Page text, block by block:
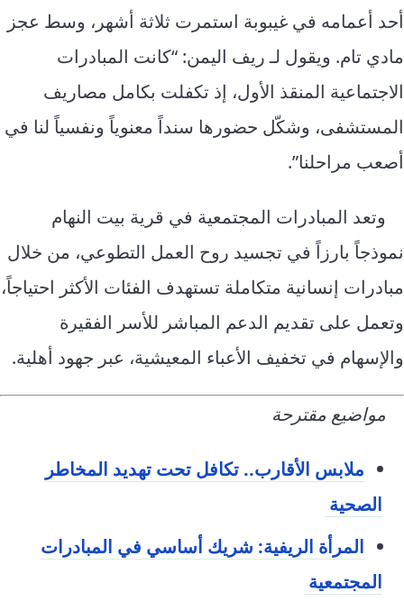
أحد أعمامه في غيبوبة استمرت ثلاثة أشهر، وسط عجز
مادي تام. ويقول لـ ريف اليمن: “كانت المبادرات
الاجتماعية المنقذ الأول، إذ تكفلت بكامل مصاريف
المستشفى، وشكّل حضورها سنداً معنوياً ونفسياً لنا في
أصعب مراحلنا”.
وتعد المبادرات المجتمعية في قرية بيت النهام
نموذجاً بارزاً في تجسيد روح العمل التطوعي، من خلال
مبادرات إنسانية متكاملة تستهدف الفئات الأكثر احتياجاً،
وتعمل على تقديم الدعم المباشر للأسر الفقيرة
والإسهام في تخفيف الأعباء المعيشية، عبر جهود أهلية.
مواضيع مقترحة
ملابس الأقارب.. تكافل تحت تهديد المخاطر
الصحية
المرأة الريفية: شريك أساسي في المبادرات
المجتمعية